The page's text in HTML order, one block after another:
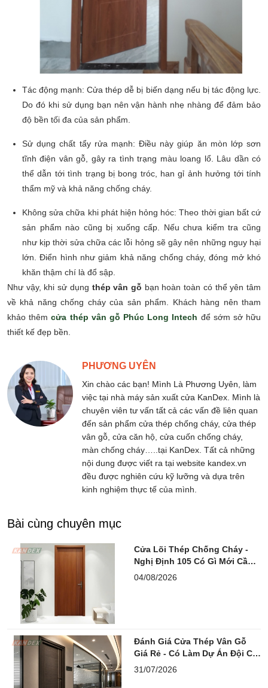
Tác động mạnh: Cửa thép dễ bị biến dạng nếu bị tác động lực.
Do đó khi sử dụng bạn nên vận hành nhẹ nhàng để đảm bảo
độ bền tối đa của sản phẩm.
Sử dụng chất tẩy rửa mạnh: Điều này giúp ăn mòn lớp sơn
tĩnh điện vân gỗ, gây ra tình trạng màu loang lổ. Lâu dần có
thể dẫn tới tình trạng bị bong tróc, han gỉ ảnh hưởng tới tính
thẩm mỹ và khả năng chống cháy.
Không sửa chữa khi phát hiện hỏng hóc: Theo thời gian bất cứ
sản phẩm nào cũng bị xuống cấp. Nếu chưa kiểm tra cũng
như kịp thời sửa chữa các lỗi hỏng sẽ gây nên những nguy hại
lớn. Điển hình như giảm khả năng chống cháy, đóng mở khó
khăn thậm chí là đổ sập.
Như vậy, khi sử dụng thép vân gỗ bạn hoàn toàn có thể yên tâm
về khả năng chống cháy của sản phẩm. Khách hàng nên tham
khảo thêmcửa thép vân gỗ Phúc Long Intech để sớm sở hữu
thiết kế đẹp bền.
PHƯƠNG UYÊN
Xin chào các bạn! Mình Là Phương Uyên, làm
việc tại nhà máy sản xuất cửa KanDex. Mình là
chuyên viên tư vấn tất cả các vấn đề liên quan
đến sản phẩm cửa thép chống cháy, cửa thép
vân gỗ, cửa căn hộ, cửa cuốn chống cháy,
màn chống cháy…..tại KanDex. Tất cả những
nội dung được viết ra tại website kandex.vn
đều được nghiên cứu kỹ lưỡng và dựa trên
kinh nghiệm thực tế của mình.
Bài cùng chuyên mục
Cửa Lõi Thép Chống Cháy -
Nghị Định 105 Có Gì Mới Cần
Lưu Ý?
04/08/2026
Đánh Giá Cửa Thép Vân Gỗ
Giá Rẻ - Có Làm Dự Án Đội Chi
Phí?
31/07/2026